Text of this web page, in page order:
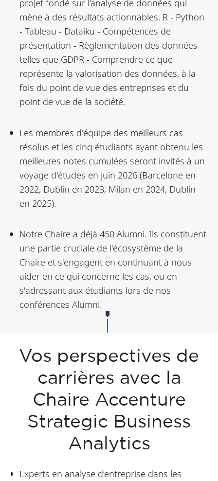
projet fondé sur l’analyse de données qui
mène à des résultats actionnables. R - Python
- Tableau - Dataiku - Compétences de
présentation - Règlementation des données
telles que GDPR - Comprendre ce que
représente la valorisation des données, à la
fois du point de vue des entreprises et du
point de vue de la société.
Les membres d'équipe des meilleurs cas
résolus et les cinq étudiants ayant obtenu les
meilleures notes cumulées seront invités à un
voyage d'études en juin 2026 (Barcelone en
2022, Dublin en 2023, Milan en 2024, Dublin
en 2025).
Notre Chaire a déjà 450 Alumni. Ils constituent
une partie cruciale de l'écosystème de la
Chaire et s'engagent en continuant à nous
aider en ce qui concerne les cas, ou en
s'adressant aux étudiants lors de nos
conférences Alumni.
Vos perspectives de
carrières avec la
Chaire Accenture
Strategic Business
Analytics
Experts en analyse d’entreprise dans les